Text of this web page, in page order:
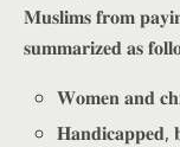
𝐌𝐮𝐬𝐥𝐢𝐦𝐬 𝐟𝐫𝐨𝐦
𝐬𝐮𝐦𝐦𝐚𝐫𝐢𝐳𝐞𝐝 𝐚𝐬
𝐖𝐨𝐦𝐞𝐧 𝐚𝐧𝐝
𝐇𝐚𝐧𝐝𝐢𝐜𝐚𝐩𝐩𝐞𝐝,